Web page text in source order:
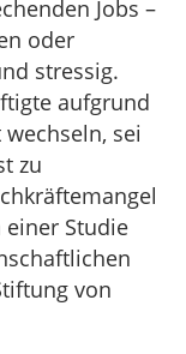
Jobs –
oder
stressig.
aufgrund
sei
zu
einer Studie
von